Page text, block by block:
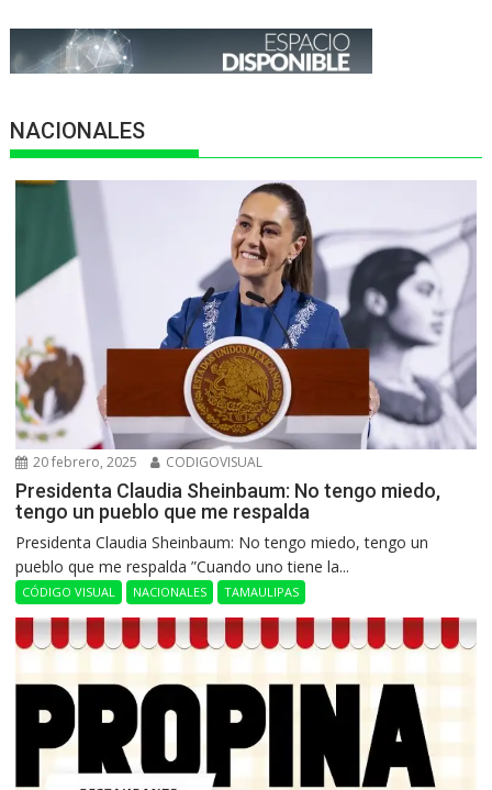
NACIONALES
20 febrero, 2025 CODIGOVISUAL
Presidenta Claudia Sheinbaum: No tengo miedo,
tengo un pueblo que me respalda
Presidenta Claudia Sheinbaum: No tengo miedo, tengo un
pueblo que me respalda ”Cuando uno tiene la...
CÓDIGO VISUAL NACIONALES TAMAULIPAS